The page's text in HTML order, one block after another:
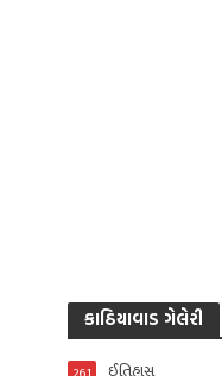
કાઠિયાવાડ ગેલેરી